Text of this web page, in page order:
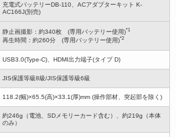
充電式バッテリーDB-110、ACアダプターキット K-
AC166J(別売)
静止画撮影：約340枚 (専用バッテリー使用)*1
再生時間：約260分 (専用バッテリー使用)*2
USB3.0(Type-C)、HDMI出力端子(タイプ D)
JIS保護等級8級/JIS保護等級6級
118.2(幅)×65.5(高)×33.1(厚)mm (操作部材、突起部を除く)
約246g（電池、SDメモリーカード含む）、約219g（本体
のみ）